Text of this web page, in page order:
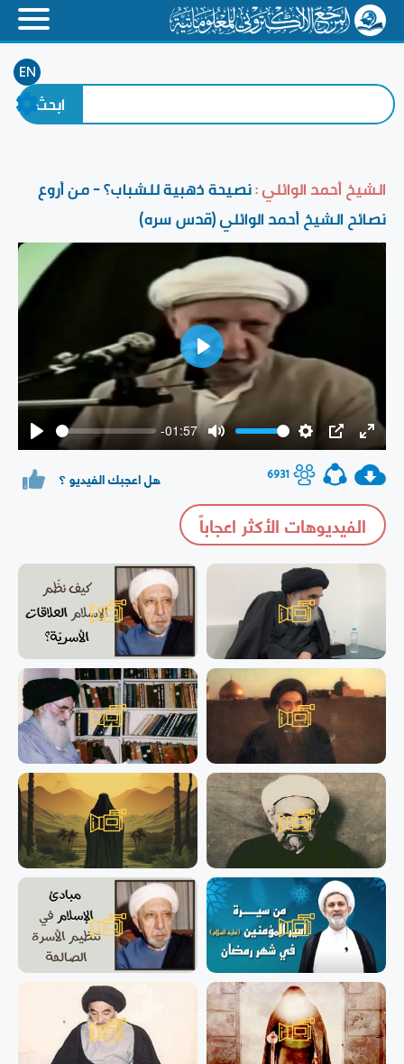
EN
الشيخ أحمد الوائلي :نصيحة ذهبية للشباب؟ - من أروع
نصائح الشيخ أحمد الوائلي (قدس سره)
Play
-01:57
Mute
Settings
PIP Enter
Play
6931 هل اعجبك الفيديو ؟
الفيديوهات الأكثر اعجاباً